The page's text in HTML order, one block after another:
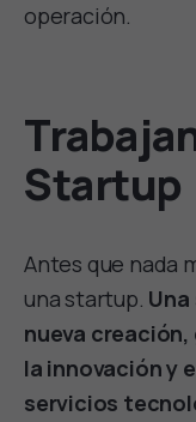
operación.
Startup
Antes que nada
una startup.
nueva
la innovación y
servicios